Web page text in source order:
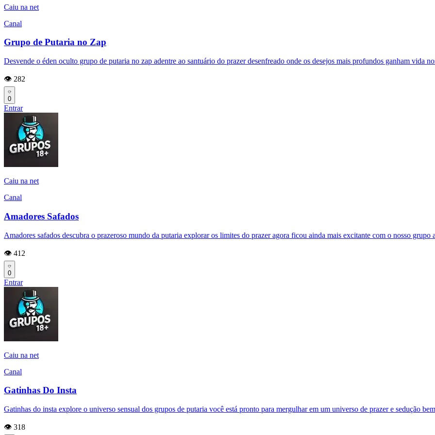
Caiu na net
Canal
Grupo de Putaria no Zap
Desvende o éden oculto grupo de putaria no zap adentre ao santuário do prazer desenfreado onde os desejos mais profundos ganham vida
👁️ 282
0
Entrar
Caiu na net
Canal
Amadores Safados
Amadores safados descubra o prazeroso mundo da putaria explorar os limites do prazer agora ficou ainda mais excitante com o nosso grupo
👁️ 412
0
Entrar
Caiu na net
Canal
Gatinhas Do Insta
Gatinhas do insta explore o universo sensual dos grupos de putaria você está pronto para mergulhar em um universo de prazer e sedução
👁️ 318